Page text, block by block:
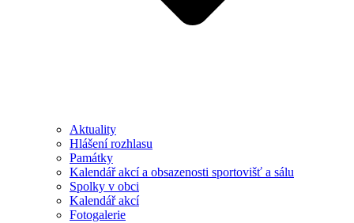
Aktuality
Hlášení rozhlasu
Památky
Kalendář akcí a obsazenosti sportovišť a sálu
Spolky v obci
Kalendář akcí
Fotogalerie